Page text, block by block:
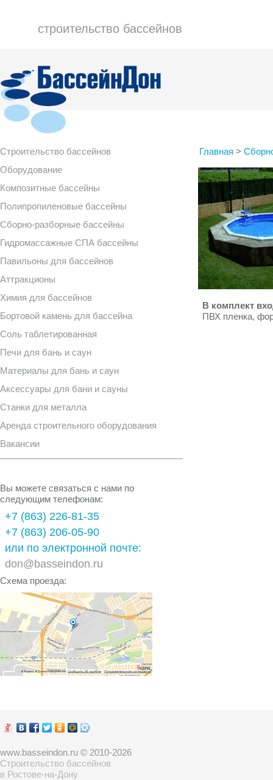
строительство бассейнов
Строительство бассейнов
Оборудование
Композитные бассейны
Полипропиленовые бассейны
Сборно-разборные бассейны
Гидромассажные СПА бассейны
Павильоны для бассейнов
Аттракционы
Химия для бассейнов
Бортовой камень для бассейна
Соль таблетированная
Печи для бань и саун
Материалы для бань и саун
Аксессуары для бани и сауны
Станки для металла
Аренда строительного оборудования
Вакансии
Вы можете связаться с нами по
следующим телефонам:
+7 (863) 226-81-35
+7 (863) 206-05-90
или по электронной почте:
don@basseindon.ru
Схема проезда:
Главная >
В комплект
ПВХ пленка,
www.basseindon.ru © 2010-2026
Строительство бассейнов
в Ростове-на-Дону